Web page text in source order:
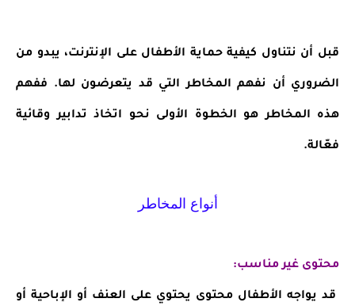
قبل أن نتناول كيفية حماية الأطفال على الإنترنت، يبدو من
الضروري أن نفهم المخاطر التي قد يتعرضون لها. ففهم
هذه المخاطر هو الخطوة الأولى نحو اتخاذ تدابير وقائية
فعّالة.
أنواع المخاطر
محتوى غير مناسب:
قد يواجه الأطفال محتوى يحتوي على العنف أو الإباحية أو